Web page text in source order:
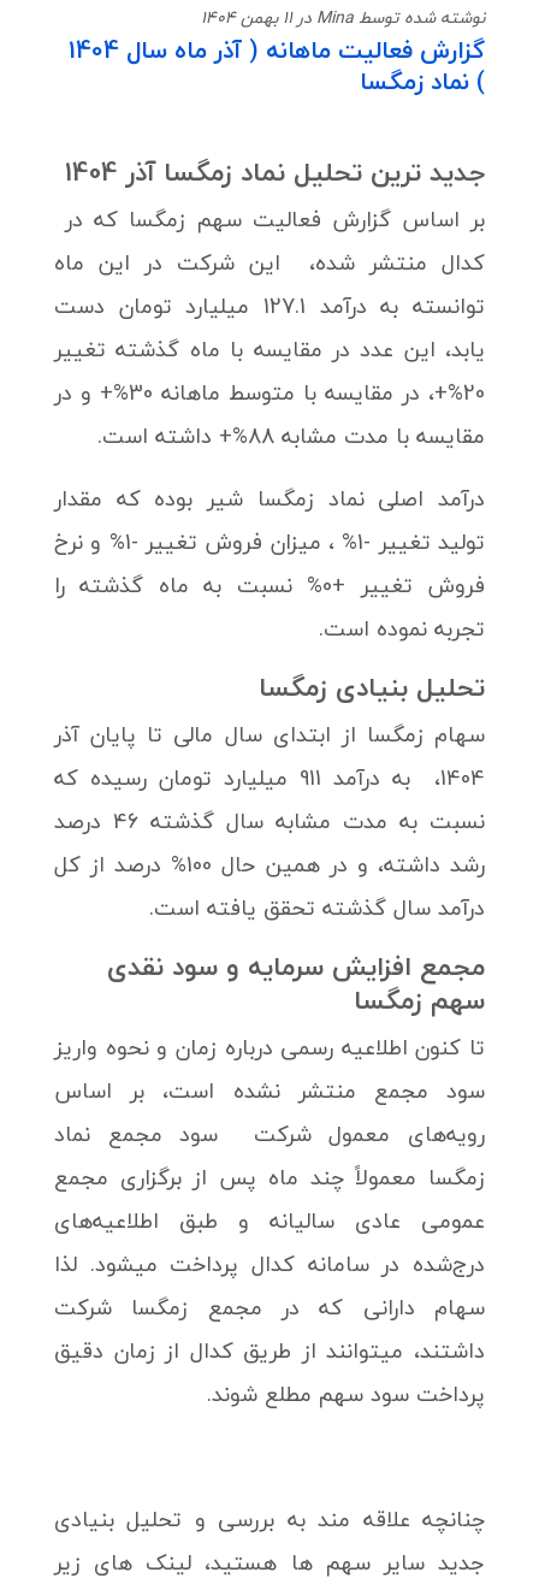
نوشته شده توسط Mina در 11 بهمن 1404
گزارش فعالیت ماهانه ( آذر ماه سال 1404
) نماد زمگسا
جدید ترین تحلیل نماد زمگسا آذر 1404
بر اساس گزارش فعالیت سهم زمگسا که در
کدال منتشر شده، این شرکت در این ماه
توانسته به درآمد 127.1 میلیارد تومان دست
یابد، این عدد در مقایسه با ماه گذشته تغییر
20%+، در مقایسه با متوسط ماهانه 30%+ و در
مقایسه با مدت مشابه 88%+ داشته است.
درآمد اصلی نماد زمگسا شیر بوده که مقدار
تولید تغییر -1% ، میزان فروش تغییر -1% و نرخ
فروش تغییر +0% نسبت به ماه گذشته را
تجربه نموده است.
تحلیل بنیادی زمگسا
سهام زمگسا از ابتدای سال مالی تا پایان آذر
1404، به درآمد 911 میلیارد تومان رسیده که
نسبت به مدت مشابه سال گذشته 46 درصد
رشد داشته، و در همین حال 100% درصد از کل
درآمد سال گذشته تحقق یافته است.
مجمع افزایش سرمایه و سود نقدی
سهم زمگسا
تا کنون اطلاعیه رسمی درباره زمان و نحوه واریز
سود مجمع منتشر نشده است، بر اساس
رویه‌های معمول شرکت سود مجمع نماد
زمگسا معمولاً چند ماه پس از برگزاری مجمع
عمومی عادی سالیانه و طبق اطلاعیه‌های
درج‌شده در سامانه کدال پرداخت میشود. لذا
سهام دارانی که در مجمع زمگسا شرکت
داشتند، میتوانند از طریق کدال از زمان دقیق
پرداخت سود سهم مطلع شوند.
چنانچه علاقه مند به بررسی و تحلیل بنیادی
جدید سایر سهم ها هستید، لینک های زیر